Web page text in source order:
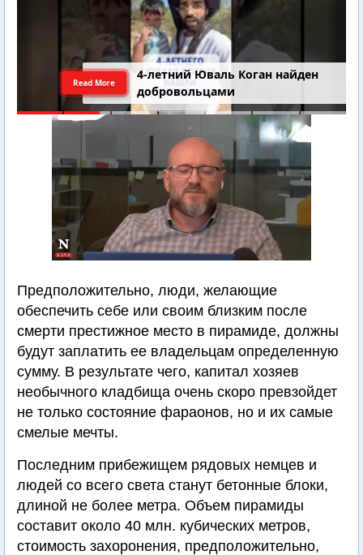
4-летний Юваль Коган найден
добровольцами
Read More
Предположительно, люди, желающие
обеспечить себе или своим близким после
смерти престижное место в пирамиде, должны
будут заплатить ее владельцам определенную
сумму. В результате чего, капитал хозяев
необычного кладбища очень скоро превзойдет
не только состояние фараонов, но и их самые
смелые мечты.
Последним прибежищем рядовых немцев и
людей со всего света станут бетонные блоки,
длиной не более метра. Объем пирамиды
составит около 40 млн. кубических метров,
стоимость захоронения, предположительно,